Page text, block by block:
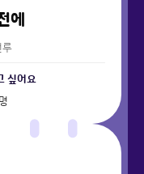
에
루
싶어요
명